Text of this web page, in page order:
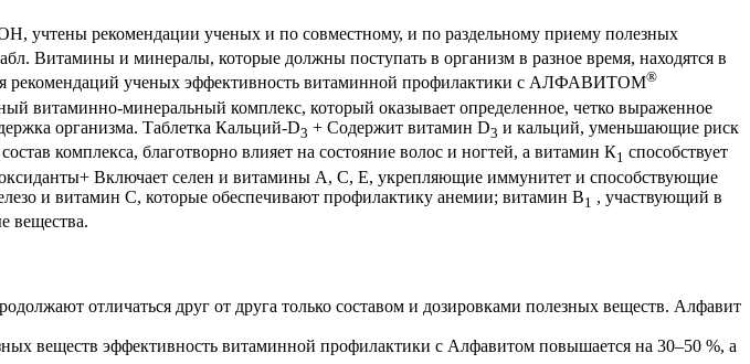
учтены рекомендации ученых и по совместному, и по раздельному приему полезных
Витамины и минералы, которые должны поступать в организм в разное время, находятся в
рекомендаций ученых эффективность витаминной профилактики с АЛФАВИТОМ®
витаминно-минеральный комплекс, который оказывает определенное, четко выраженное
организма. Таблетка Кальций-D3 + Содержит витамин D3 и кальций, уменьшающие риск
комплекса, благотворно влияет на состояние волос и ногтей, а витамин К1 способствует
Включает селен и витамины А, С, Е, укрепляющие иммунитет и способствующие
и витамин С, которые обеспечивают профилактику анемии; витамин В1 , участвующий в
вещества.
отличаться друг от друга только составом и дозировками полезных веществ. Алфавит
веществ эффективность витаминной профилактики с Алфавитом повышается на 30–50 %, а